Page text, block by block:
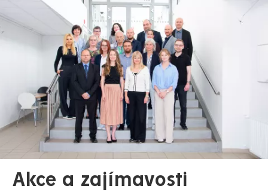
Akce a zajímavosti